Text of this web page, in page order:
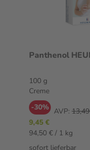
Panthenol
100 g
Creme
-30% AVP:
9,45 €
94,50 € / 1 kg
sofort lieferbar